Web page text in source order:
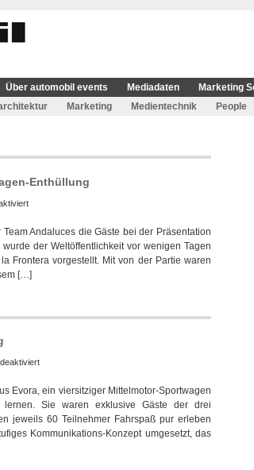
Über automobil events Mediadaten
Marketing
Marketing Medientechnik People
Enthüllung
für
Andaluces
unterstützt
Lotus
F1
Rennwagen-
Andaluces die Gäste bei der Präsentation
der Weltöffentlichkeit vor wenigen Tagen
Frontera vorgestellt. Mit von der Partie waren
[…]
für
Dams
unterstützte
Lotus
Cars
Evora, ein viersitziger Mittelmotor-Sportwagen
Sie waren exklusive Gäste der drei
jeweils 60 Teilnehmer Fahrspaß pur erleben
Kommunikations-Konzept umgesetzt, das